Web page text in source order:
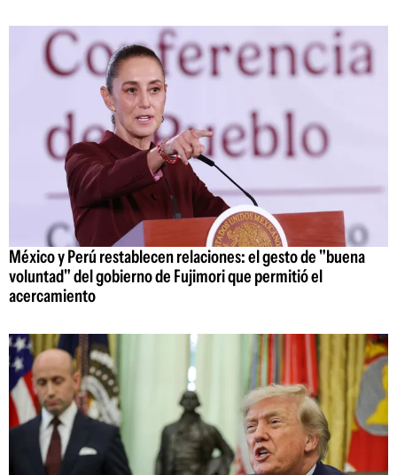
México y Perú restablecen relaciones: el gesto de "buena
voluntad" del gobierno de Fujimori que permitió el
acercamiento